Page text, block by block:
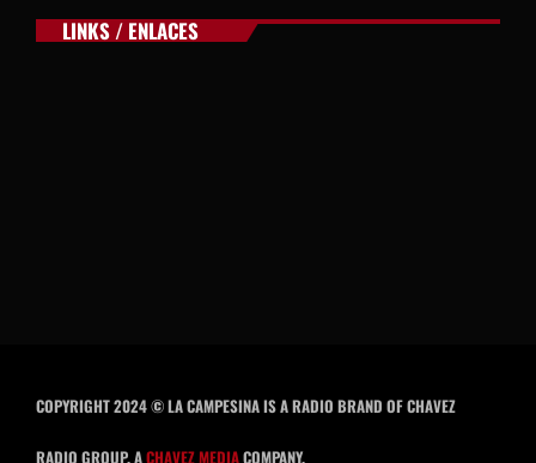
LINKS / ENLACES
COPYRIGHT 2024 © LA CAMPESINA IS A RADIO BRAND OF CHAVEZ
RADIO GROUP, ACHAVEZ MEDIACOMPANY.